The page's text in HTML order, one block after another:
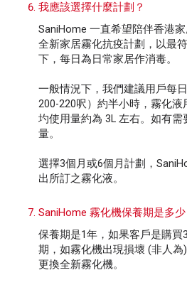
我應該選擇什麼計劃？
SaniHome 一直希望陪伴香港
全新家居霧化抗疫計劃，以最
下，每日為日常家居作消毒。
一般情況下，我們建議用戶每
200-220呎）約半小時，霧化
圴使用量約為 3L 左右。如有
量。
選擇3個月或6個月計劃，
出所訂之霧化液。
SaniHome 霧化機保養期是多少
保養期是1年，如果客戶是購
期，如霧化機出現損壞 (非人為
更換全新霧化機。